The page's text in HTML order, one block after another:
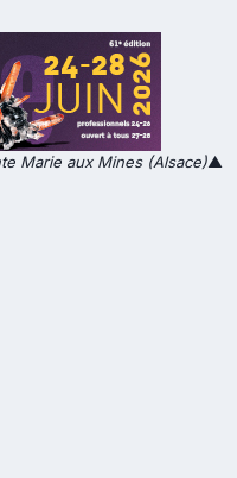
Marie aux Mines (Alsace)▲